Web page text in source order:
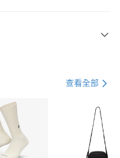
21家銀行
第一商業銀行
彰化商業銀行
查看全部